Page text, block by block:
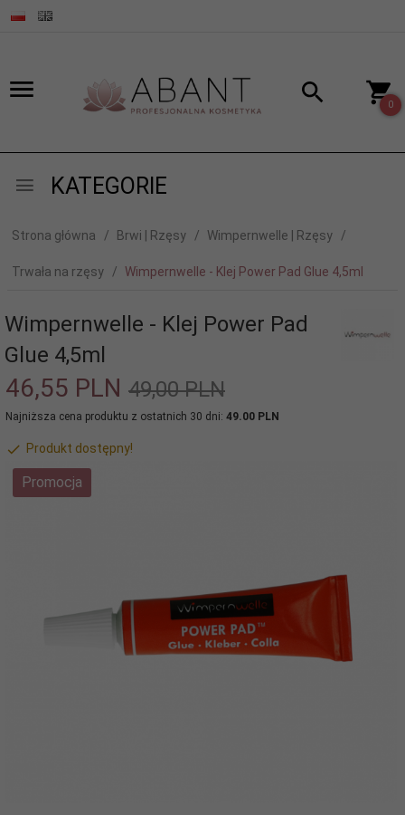
0
KATEGORIE
Strona główna Brwi | Rzęsy Wimpernwelle | Rzęsy
Trwała na rzęsy Wimpernwelle - Klej Power Pad Glue 4,5ml
Wimpernwelle - Klej Power Pad
Glue 4,5ml
46,55 PLN 49,00 PLN
Najniższa cena produktu z ostatnich 30 dni: 49.00 PLN
Produkt dostępny!
Promocja